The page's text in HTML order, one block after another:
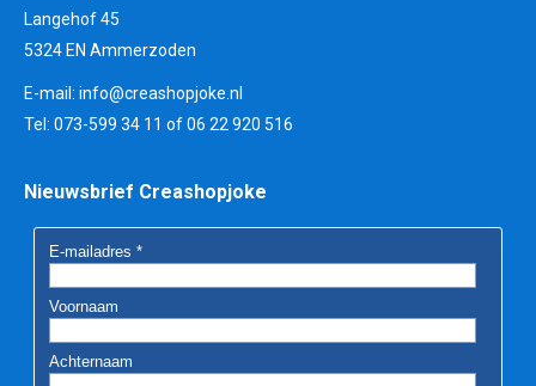
Langehof 45
5324 EN Ammerzoden
E-mail: info@creashopjoke.nl
Tel: 073-599 34 11 of 06 22 920 516
Nieuwsbrief Creashopjoke